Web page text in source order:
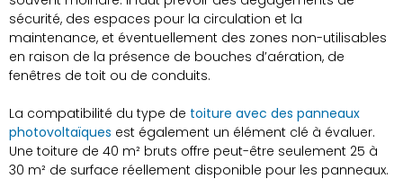
sécurité, des espaces pour la circulation et la
maintenance, et éventuellement des zones non-utilisables
en raison de la présence de bouches d’aération, de
fenêtres de toit ou de conduits.
La compatibilité du type de toiture avec des panneaux
photovoltaïques est également un élément clé à évaluer.
Une toiture de 40 m² bruts offre peut-être seulement 25 à
30 m² de surface réellement disponible pour les panneaux.